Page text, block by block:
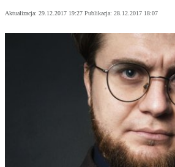
Aktualizacja: 29.12.2017 19:27 Publikacja: 28.12.2017 18:07